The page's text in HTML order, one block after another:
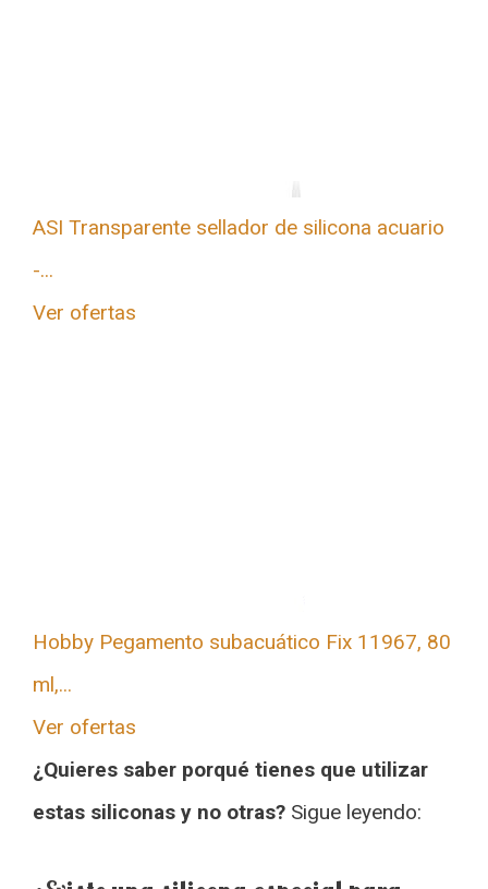
ASI Transparente sellador de silicona acuario
-...
Ver ofertas
Hobby Pegamento subacuático Fix 11967, 80
ml,...
Ver ofertas
¿Quieres saber porqué tienes que utilizar
estas siliconas y no otras? Sigue leyendo: